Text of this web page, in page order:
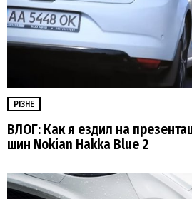
РІЗНЕ
ВЛОГ: Как я ездил на
шин Nokian Hakka Blue 2